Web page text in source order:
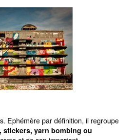
Ephémère par définition, il regroupe
yarn bombing ou